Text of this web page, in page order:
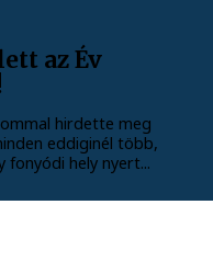
az Év
hirdette meg
eddiginél több,
fonyódi hely nyert...